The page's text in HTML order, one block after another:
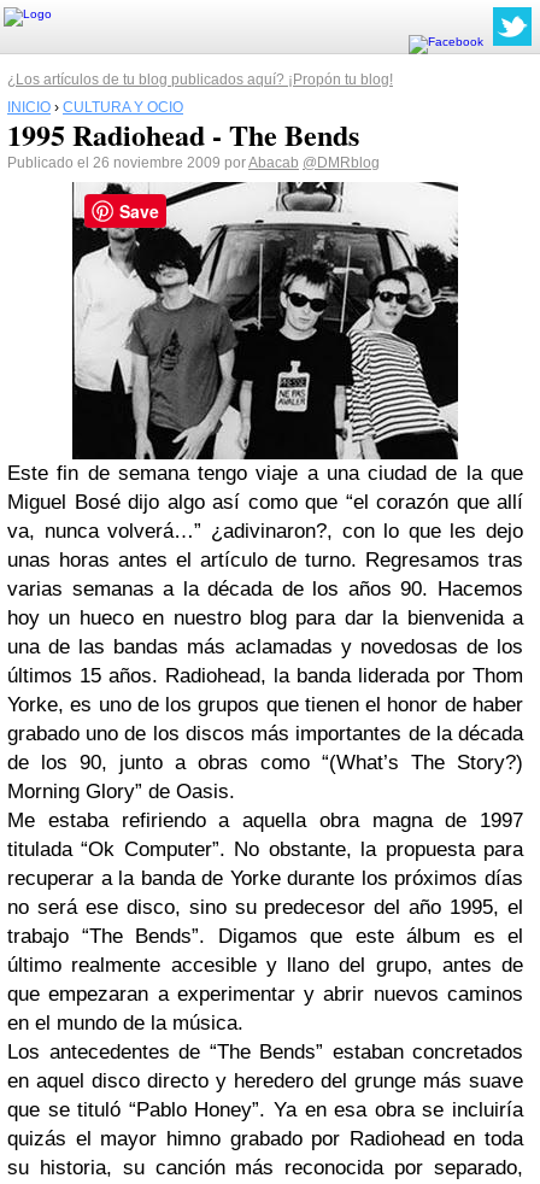
¿Los artículos de tu blog publicados aquí? ¡Propón tu blog!
INICIO › CULTURA Y OCIO
1995 Radiohead - The Bends
Publicado el 26 noviembre 2009 porAbacab @DMRblog
Este fin de semana tengo viaje a una ciudad de la que
Miguel Bosé dijo algo así como que “el corazón que allí
va, nunca volverá…” ¿adivinaron?, con lo que les dejo
unas horas antes el artículo de turno. Regresamos tras
varias semanas a la década de los años 90. Hacemos
hoy un hueco en nuestro blog para dar la bienvenida a
una de las bandas más aclamadas y novedosas de los
últimos 15 años. Radiohead, la banda liderada por Thom
Yorke, es uno de los grupos que tienen el honor de haber
grabado uno de los discos más importantes de la década
de los 90, junto a obras como “(What’s The Story?)
Morning Glory” de Oasis.
Me estaba refiriendo a aquella obra magna de 1997
titulada “Ok Computer”. No obstante, la propuesta para
recuperar a la banda de Yorke durante los próximos días
no será ese disco, sino su predecesor del año 1995, el
trabajo “The Bends”. Digamos que este álbum es el
último realmente accesible y llano del grupo, antes de
que empezaran a experimentar y abrir nuevos caminos
en el mundo de la música.
Los antecedentes de “The Bends” estaban concretados
en aquel disco directo y heredero del grunge más suave
que se tituló “Pablo Honey”. Ya en esa obra se incluiría
quizás el mayor himno grabado por Radiohead en toda
su historia, su canción más reconocida por separado,
Save